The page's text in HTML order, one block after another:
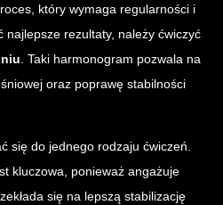
który wymaga regularności i
najlepsze rezultaty, należy ćwiczyć
. Taki harmonogram pozwala na
oraz poprawę stabilności
się do jednego rodzaju ćwiczeń.
kluczowa, ponieważ angażuje
się na lepszą stabilizację